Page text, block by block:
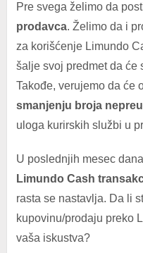
Pre svega želimo da
prodavca. Želimo da i
za korišćenje Limundo
šalje svoj predmet da će
Takođe, verujemo da će
smanjenju broja
uloga kurirskih službi u
U poslednjih mesec dana
Limundo Cash
rasta se nastavlja. Da li
kupovinu/prodaju preko
vaša iskustva?